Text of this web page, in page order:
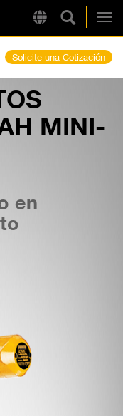
RegionHarrington
Solicite una Cotización
MINI-
en